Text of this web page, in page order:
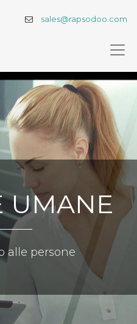
sales@rapsodoo.com
UMANE
alle persone